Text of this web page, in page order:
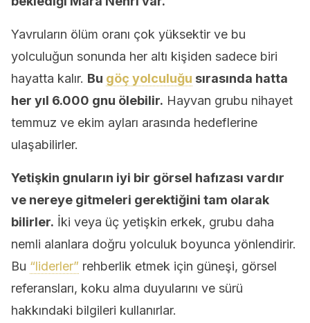
Yavruların ölüm oranı çok yüksektir ve bu
yolculuğun sonunda her altı kişiden sadece biri
hayatta kalır. Bu göç yolculuğu sırasında hatta
her yıl 6.000 gnu ölebilir. Hayvan grubu nihayet
temmuz ve ekim ayları arasında hedeflerine
ulaşabilirler.
Yetişkin gnuların iyi bir görsel hafızası vardır
ve nereye gitmeleri gerektiğini tam olarak
bilirler. İki veya üç yetişkin erkek, grubu daha
nemli alanlara doğru yolculuk boyunca yönlendirir.
Bu “liderler” rehberlik etmek için güneşi, görsel
referansları, koku alma duyularını ve sürü
hakkındaki bilgileri kullanırlar.